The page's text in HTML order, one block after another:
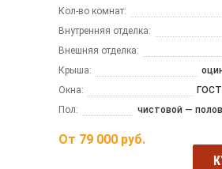
Кол-во комнат:
Внутренняя отделка:
Внешняя отделка:
Крыша:
Окна:
ГОСТ
Пол:
чистовой —
От 79 000 руб.